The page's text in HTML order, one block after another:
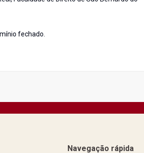
fechado.
Navegação rápida